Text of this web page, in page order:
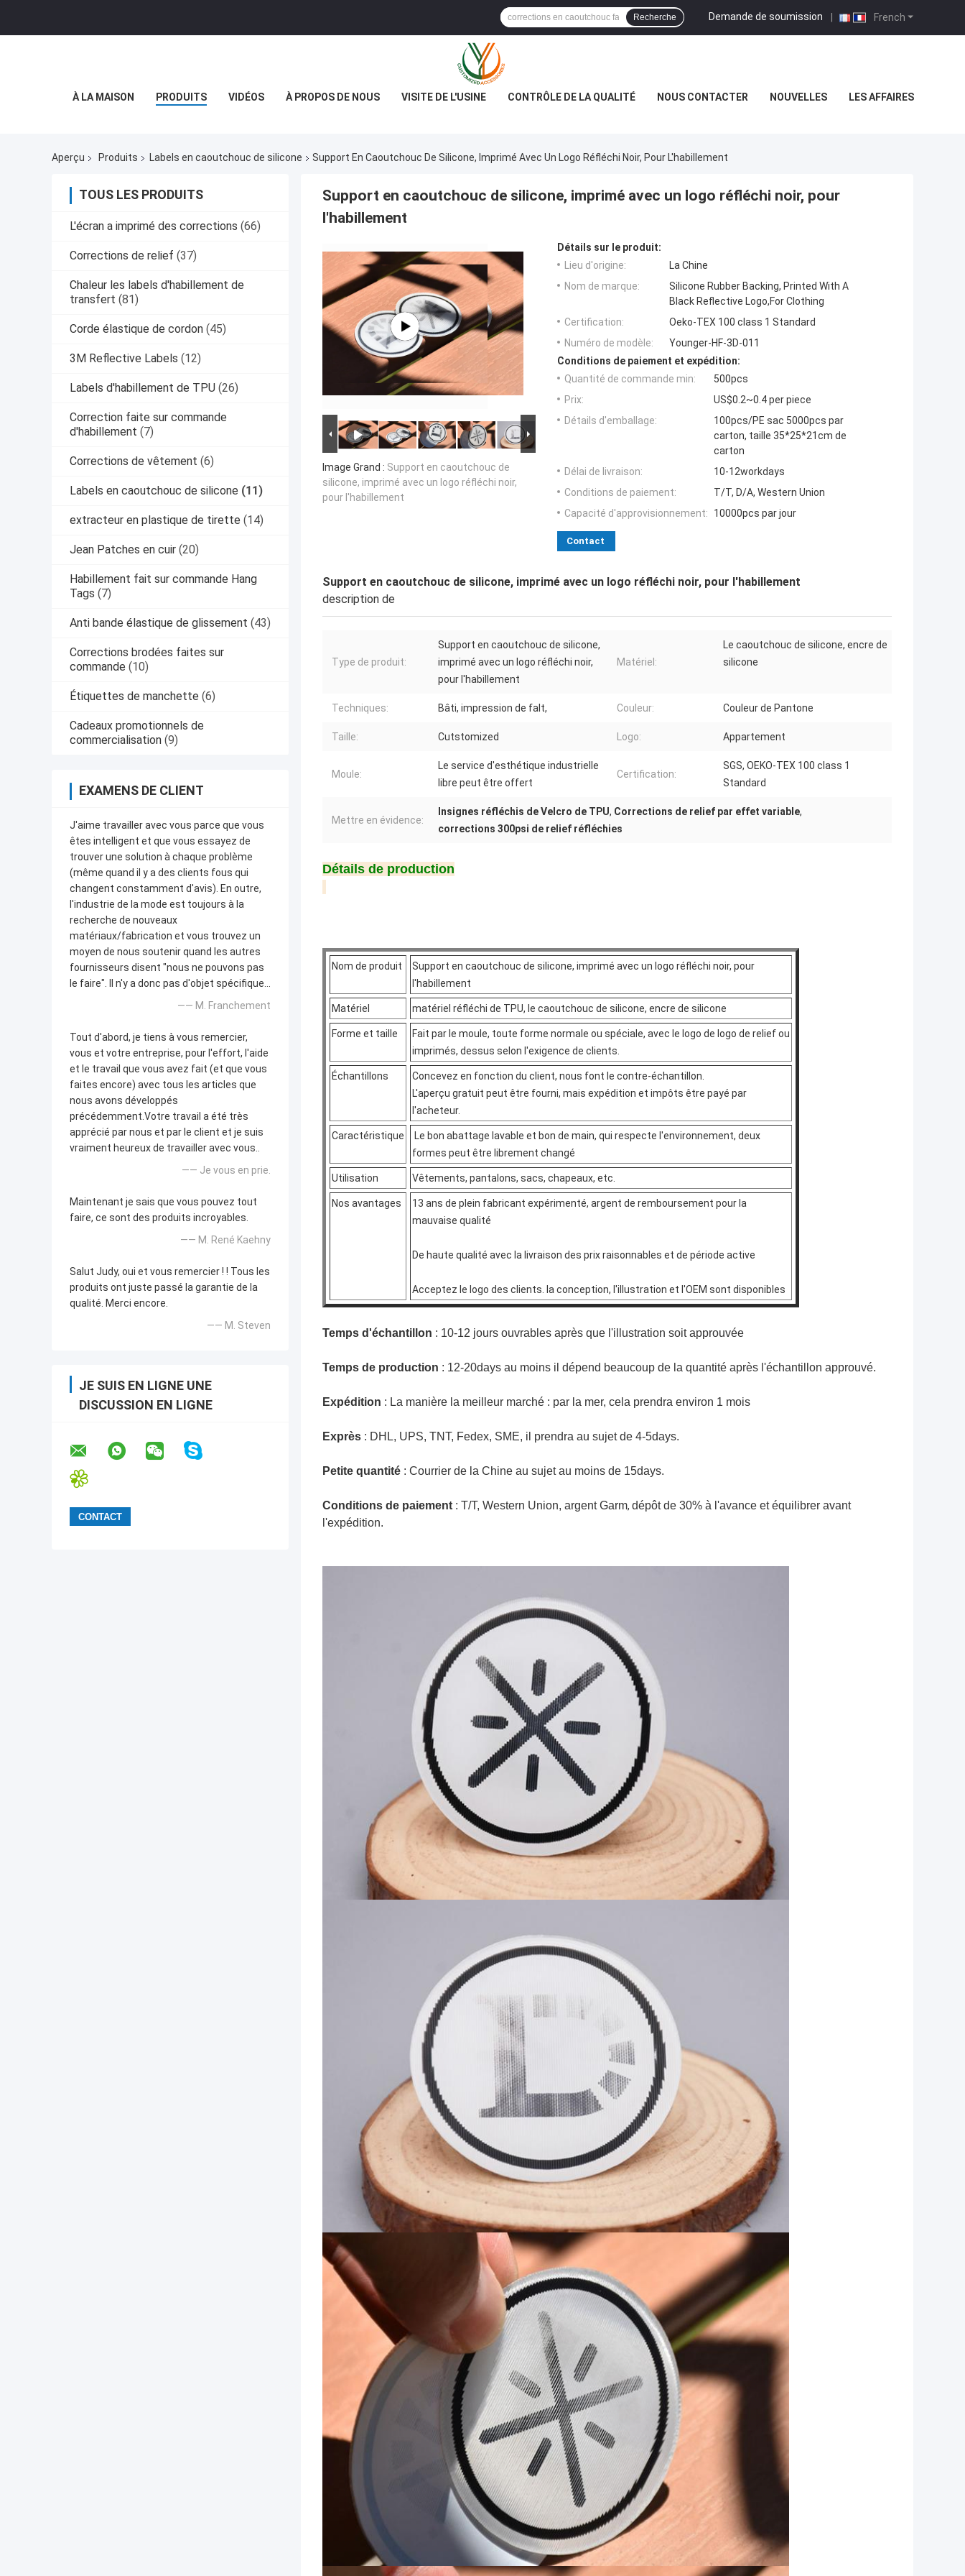
French
Demande de soumission |
Recherche
À LA MAISON PRODUITS VIDÉOS À PROPOS DE NOUS VISITE DE L'USINE CONTRÔLE DE LA QUALITÉ NOUS CONTACTER NOUVELLES LES AFFAIRES
Aperçu Produits Labels en caoutchouc de silicone Support En Caoutchouc De Silicone, Imprimé Avec Un Logo Réfléchi Noir, Pour L'habillement
TOUS LES PRODUITS
L'écran a imprimé des corrections (66)
Corrections de relief (37)
Chaleur les labels d'habillement de
transfert (81)
Corde élastique de cordon (45)
3M Reflective Labels (12)
Labels d'habillement de TPU (26)
Correction faite sur commande
d'habillement (7)
Corrections de vêtement (6)
Labels en caoutchouc de silicone (11)
extracteur en plastique de tirette (14)
Jean Patches en cuir (20)
Habillement fait sur commande Hang
Tags (7)
Anti bande élastique de glissement (43)
Corrections brodées faites sur
commande (10)
Étiquettes de manchette (6)
Cadeaux promotionnels de
commercialisation (9)
EXAMENS DE CLIENT
J'aime travailler avec vous parce que vous
êtes intelligent et que vous essayez de
trouver une solution à chaque problème
(même quand il y a des clients fous qui
changent constamment d'avis). En outre,
l'industrie de la mode est toujours à la
recherche de nouveaux
matériaux/fabrication et vous trouvez un
moyen de nous soutenir quand les autres
fournisseurs disent "nous ne pouvons pas
le faire". Il n'y a donc pas d'objet spécifique...
—— M. Franchement
Tout d'abord, je tiens à vous remercier,
vous et votre entreprise, pour l'effort, l'aide
et le travail que vous avez fait (et que vous
faites encore) avec tous les articles que
nous avons développés
précédemment.Votre travail a été très
apprécié par nous et par le client et je suis
vraiment heureux de travailler avec vous..
—— Je vous en prie.
Maintenant je sais que vous pouvez tout
faire, ce sont des produits incroyables.
—— M. René Kaehny
Salut Judy, oui et vous remercier ! ! Tous les
produits ont juste passé la garantie de la
qualité. Merci encore.
—— M. Steven
JE SUIS EN LIGNE UNE
DISCUSSION EN LIGNE
Support en caoutchouc de silicone, imprimé avec un logo réfléchi noir, pour
l'habillement
Image Grand : Support en caoutchouc de
silicone, imprimé avec un logo réfléchi noir,
pour l'habillement
Détails sur le produit:
Lieu d'origine:
La Chine
Nom de marque:
Silicone Rubber Backing, Printed With A
Black Reflective Logo,For Clothing
Certification:
Oeko-TEX 100 class 1 Standard
Numéro de modèle:
Younger-HF-3D-011
Conditions de paiement et expédition:
Quantité de commande min:
500pcs
Prix:
US$0.2~0.4 per piece
Détails d'emballage:
100pcs/PE sac 5000pcs par
carton, taille 35*25*21cm de
carton
Délai de livraison:
10-12workdays
Conditions de paiement:
T/T, D/A, Western Union
Capacité d'approvisionnement:
10000pcs par jour
Contact
Support en caoutchouc de silicone, imprimé avec un logo réfléchi noir, pour l'habillement
description de
Type de produit:
Support en caoutchouc de silicone,
imprimé avec un logo réfléchi noir,
pour l'habillement
Matériel:
Le caoutchouc de silicone, encre de
silicone
Techniques: Bâti, impression de falt, Couleur: Couleur de Pantone
Taille: Cutstomized Logo: Appartement
Moule:
Le service d'esthétique industrielle
libre peut être offert
Certification:
SGS, OEKO-TEX 100 class 1
Standard
Mettre en évidence:
Insignes réfléchis de Velcro de TPU, Corrections de relief par effet variable,
corrections 300psi de relief réfléchies
Détails de production
Nom de produit
Support en caoutchouc de silicone, imprimé avec un logo réfléchi noir, pour
l'habillement
Matériel matériel réfléchi de TPU, le caoutchouc de silicone, encre de silicone
Forme et taille
Fait par le moule, toute forme normale ou spéciale, avec le logo de logo de relief ou
imprimés, dessus selon l'exigence de clients.
Échantillons
Concevez en fonction du client, nous font le contre-échantillon.
L'aperçu gratuit peut être fourni, mais expédition et impôts être payé par
l'acheteur.
Caractéristique
Le bon abattage lavable et bon de main, qui respecte l'environnement, deux
formes peut être librement changé
Utilisation Vêtements, pantalons, sacs, chapeaux, etc.
Nos avantages
13 ans de plein fabricant expérimenté, argent de remboursement pour la
mauvaise qualité
De haute qualité avec la livraison des prix raisonnables et de période active
Acceptez le logo des clients. la conception, l'illustration et l'OEM sont disponibles
Temps d'échantillon : 10-12 jours ouvrables après que l'illustration soit approuvée
Temps de production : 12-20days au moins il dépend beaucoup de la quantité après l'échantillon approuvé.
Expédition : La manière la meilleur marché : par la mer, cela prendra environ 1 mois
Exprès : DHL, UPS, TNT, Fedex, SME, il prendra au sujet de 4-5days.
Petite quantité : Courrier de la Chine au sujet au moins de 15days.
Conditions de paiement : T/T, Western Union, argent Garm, dépôt de 30% à l'avance et équilibrer avant
l'expédition.